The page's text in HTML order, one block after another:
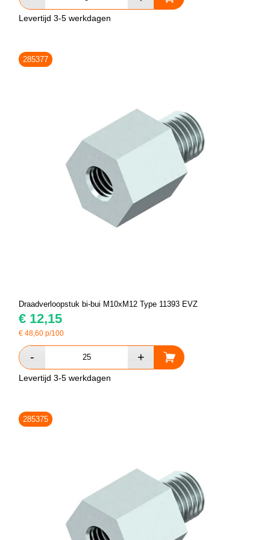
Levertijd 3-5 werkdagen
285377
Draadverloopstuk bi-bui M10xM12 Type 11393 EVZ
€ 12,15
€48,60 p/100
Levertijd 3-5 werkdagen
285375